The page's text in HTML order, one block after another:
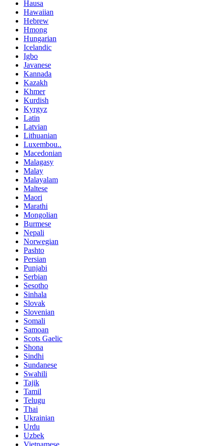
Hausa
Hawaiian
Hebrew
Hmong
Hungarian
Icelandic
Igbo
Javanese
Kannada
Kazakh
Khmer
Kurdish
Kyrgyz
Latin
Latvian
Lithuanian
Luxembou..
Macedonian
Malagasy
Malay
Malayalam
Maltese
Maori
Marathi
Mongolian
Burmese
Nepali
Norwegian
Pashto
Persian
Punjabi
Serbian
Sesotho
Sinhala
Slovak
Slovenian
Somali
Samoan
Scots Gaelic
Shona
Sindhi
Sundanese
Swahili
Tajik
Tamil
Telugu
Thai
Ukrainian
Urdu
Uzbek
Vietnamese